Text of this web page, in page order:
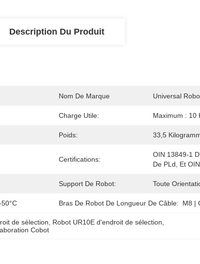
Description Du Produit
Nom De Marque Universal
Charge Utile: Maximum : 10
Poids: 33,5
Certifications:
OIN 13849-1
De PLd, Et
Support De Robot: Toute
Bras De Robot De Longueur De Câble: M8 |
de sélection Robot UR10E d'endroit de sélection
Cobot